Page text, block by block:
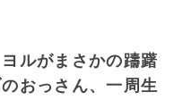
ルがまさかの躊躇
おっさん、一周生